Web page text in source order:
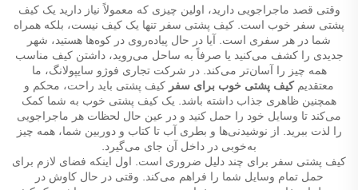
وقتی قصد ماجراجویی دارید، اولین چیزی که معمولاً نیاز دارید یک کیف
پشتی سفر خوب است. کیف پشتی سفر تنها یک کیف نیست، بلکه همراه
شما در هر سفری است. آیا در حال پیاده‌روی در کوه‌ها هستید، شهر
جدیدی را کشف می‌کنید یا صرفاً به ساحل می‌روید، داشتن کیف مناسب
همه چیز را آسان‌تر می‌کند. در شرکت تجاری فوژو سایپولانگ، ما
معتقدیمکیف پشتی خوب برای سفر کیف پشتی باید راحت، محکم و
همچنین ظاهری جذاب داشته باشد. یک کیف پشتی خوب به شما کمک
می‌کند تا وسایل خود را حمل کنید و در عین حال لحظات هر ماجراجویی
را لذت ببرید. از نوشیدنی‌ها و بطری آب تا کتاب و دوربین شما، همه چیز
به‌خوبی در داخل آن جای می‌گیرد.
کیف پشتی سفر برای چند دلیل ضروری است. اول اینکه فضای لازم برای
حمل تمام وسایل شما را فراهم می‌کند. وقتی در حال کاوش در